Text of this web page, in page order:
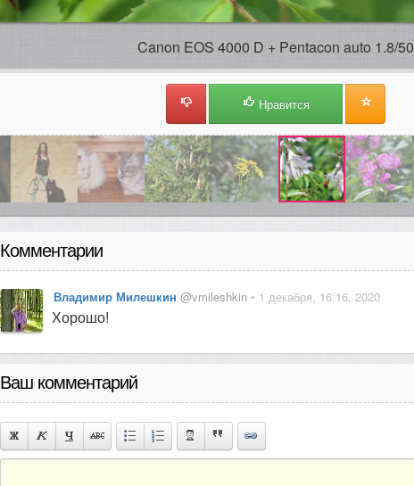
Canon EOS 4000 D + Pentacon auto 1.8/50
Нравится
Комментарии
Владимир Милешкин @vmileshkin • 1 декабря, 16:16, 2020
Хорошо!
Ваш комментарий